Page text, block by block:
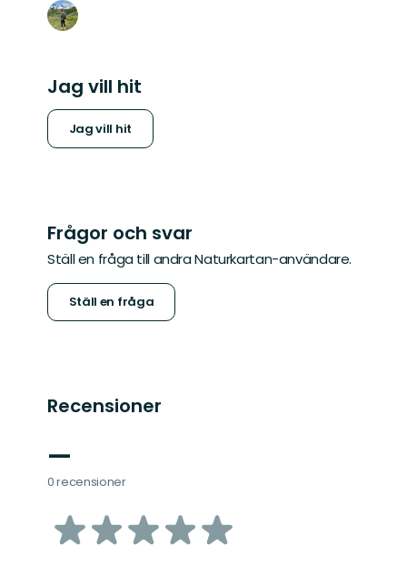
Jag vill hit
Jag vill hit
Frågor och svar
Ställ en fråga till andra Naturkartan-användare.
Ställ en fråga
Recensioner
—
0 recensioner
av